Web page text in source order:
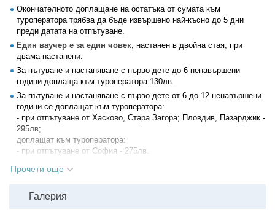
2 ден
От Игуменица до Корфу се пътува с ферибот (около 1ч пътува
ферибота). Пристигане и настаняване в хотела. Свободно време за
почивка. Вечеря. Нощувка.
3 ден
Закуска. Свободно време или по желание включване в Панорамна
обиколка в 10.30ч на гр. Корфу, обиколката на града започва от най
- големия площад Еспланада - сърцето на града. Тук се намира и
галерията от арки Листон с многобройните кафенета и ресторанти,
копие на Парижката улица Риволи, Старата Крепост, портата Свети
Георги, църквата Свети Спиридон, закрилник на острова. Свободно
време за разходка из най - стария квартал Кампиело.
Продължаваме към Двореца Ахилион (XIX в) - място на разкоша и
легендата, построен от Императрица Елизабет,
известна като Сиси.
специално конструирано корабче, чието прозрачно дъно
Окончателното доплащане на остатъка от сумата към
туроператора трябва да бъде извършено най-късно до 5 дни
преди датата на отпътуване.
Един ваучер е за един човек, настанен в двойна стая, при
двама настанени.
За пътуване и настаняване с първо дете до 6 ненавършени
години доплаща към туроператора 130лв.
За пътуване и настаняване с първо дете от 6 до 12 ненавършени
години се доплащат към туроператора:
- при отпътуване от Хасково, Стара Загора; Пловдив, Пазарджик -
295лв;
доплащат към туроператора:
- при отпътуване от София - 275лв.
задължителна и е включена в офертата.
Програмата може да претърпи промени по независещи от
Прочети още
Галерия